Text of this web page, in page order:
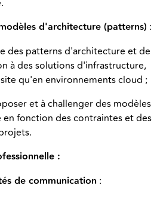
d'architecture (patterns) :
des patterns d'architecture et de
à des solutions d'infrastructure,
qu'en environnements cloud ;
et à challenger des modèles
fonction des contraintes et des
:
de communication :